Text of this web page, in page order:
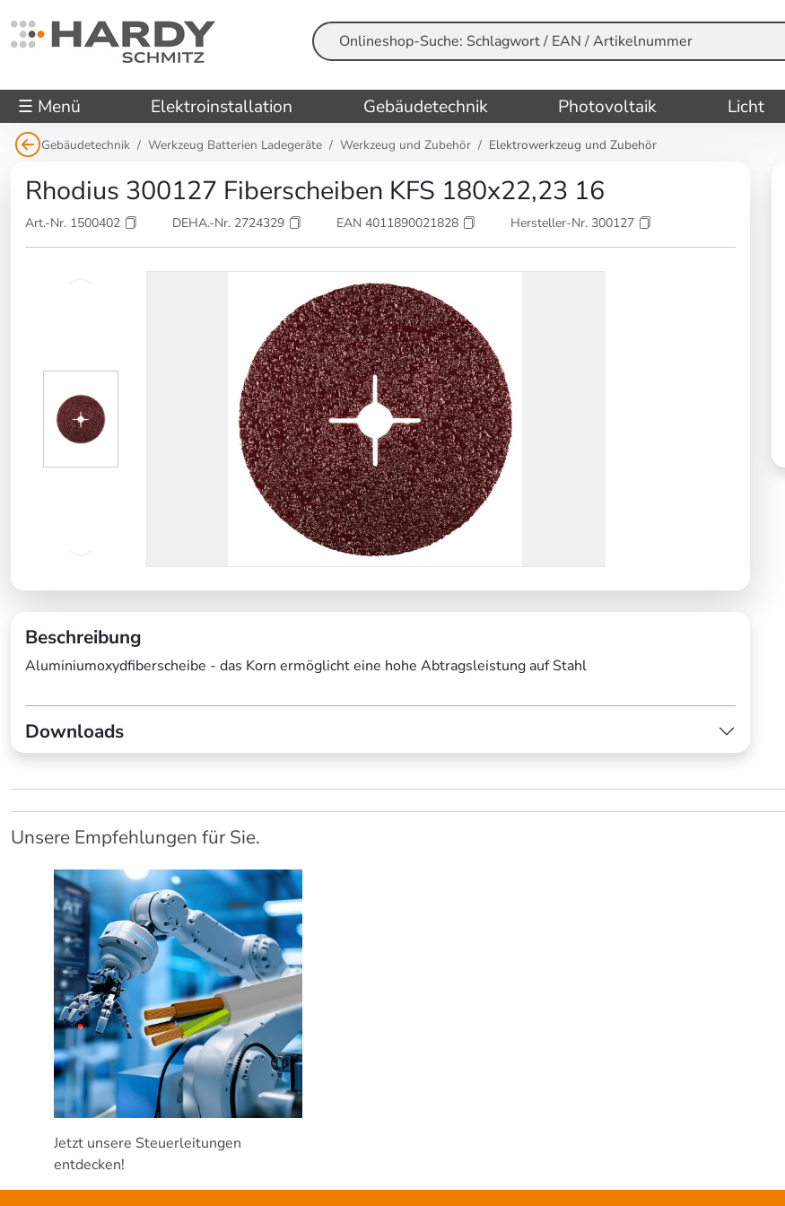
Suche
☰ Menü Elektroinstallation Gebäudetechnik Photovoltaik Licht
Gebäudetechnik Werkzeug Batterien Ladegeräte Werkzeug und Zubehör Elektrowerkzeug und Zubehör
Rhodius 300127 Fiberscheiben KFS 180x22,23 16
Art.-Nr. 1500402 DEHA.-Nr. 2724329 EAN 4011890021828 Hersteller-Nr. 300127
Beschreibung
Aluminiumoxydfiberscheibe - das Korn ermöglicht eine hohe Abtragsleistung auf Stahl
Downloads
Unsere Empfehlungen für Sie.
Jetzt unsere Steuerleitungen
entdecken!